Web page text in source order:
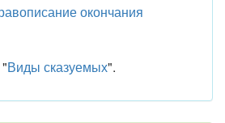
окончания
Виды сказуемых".